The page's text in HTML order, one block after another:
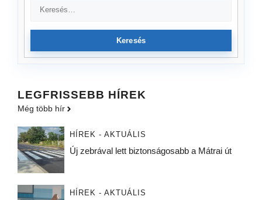
Keresés
LEGFRISSEBB HÍREK
Még több hír
HÍREK - AKTUÁLIS
Új zebrával lett biztonságosabb a Mátrai út
HÍREK - AKTUÁLIS